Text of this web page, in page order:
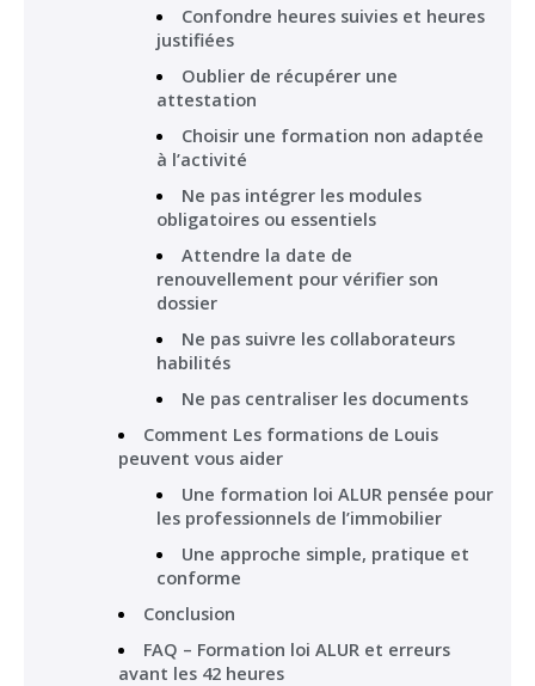
Confondre heures suivies et heures
justifiées
Oublier de récupérer une
attestation
Choisir une formation non adaptée
à l’activité
Ne pas intégrer les modules
obligatoires ou essentiels
Attendre la date de
renouvellement pour vérifier son
dossier
Ne pas suivre les collaborateurs
habilités
Ne pas centraliser les documents
Comment Les formations de Louis
peuvent vous aider
Une formation loi ALUR pensée pour
les professionnels de l’immobilier
Une approche simple, pratique et
conforme
Conclusion
FAQ – Formation loi ALUR et erreurs
avant les 42 heures